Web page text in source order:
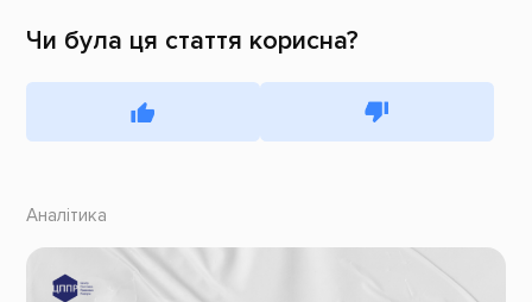
Чи була ця стаття корисна?
Аналітика